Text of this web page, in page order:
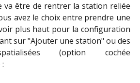
va être de rentrer la station reliée
avez le choix entre prendre une
plus haut pour la configuration
sur "Ajouter une station" ou des
(option cochée